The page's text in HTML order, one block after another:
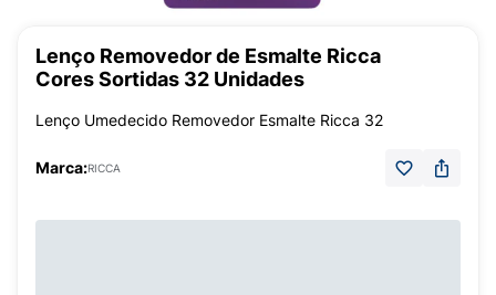
Lenço Removedor de Esmalte Ricca
Cores Sortidas 32 Unidades
Lenço Umedecido Removedor Esmalte Ricca 32
Marca:RICCA